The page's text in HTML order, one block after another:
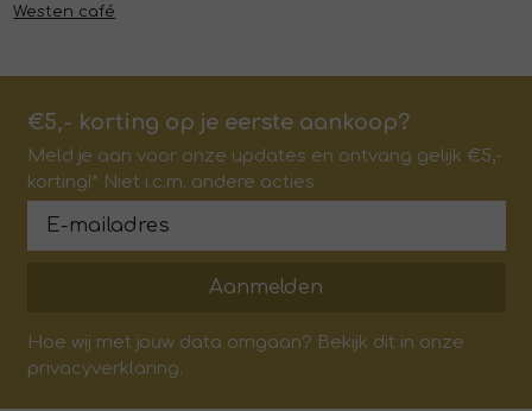
Westen café
€5,- korting op je eerste aankoop?
Meld je aan voor onze updates en ontvang gelijk €5,-
korting!* Niet i.c.m. andere acties
Aanmelden
Hoe wij met jouw data omgaan? Bekijk dit in onze
privacyverklaring.